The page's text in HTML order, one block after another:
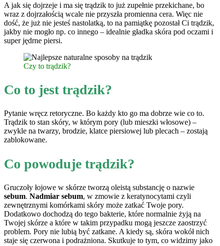
A jak się dojrzeje i ma się trądzik to już zupełnie przekichane, bo
wraz z dojrzałością wcale nie przyszła promienna cera. Więc nie
dość, że już nie jesteś nastolatką, to na pamiątkę pozostał Ci trądzik,
jakby nie mogło np. co innego – idealnie gładka skóra pod oczami i
super jędrne piersi.
Czy to trądzik?
Co to jest trądzik?
Pytanie wręcz retoryczne. Bo każdy kto go ma dobrze wie co to.
Trądzik to stan skóry, w którym pory (lub mieszki włosowe) –
zwykle na twarzy, brodzie, klatce piersiowej lub plecach – zostają
zablokowane.
Co powoduje trądzik?
Gruczoły łojowe w skórze tworzą oleistą substancję o nazwie
sebum. Nadmiar sebum, w zmowie z keratynocytami czyli
zewnętrznymi komórkami skóry może zatkać Twoje pory.
Dodatkowo dochodzą do tego bakterie, które normalnie żyją na
Twojej skórze a które w takim przypadku mogą jeszcze zaostrzyć
problem. Pory nie lubią być zatkane. A kiedy są, skóra wokół nich
staje się czerwona i podrażniona. Skutkuje to tym, co widzimy jako